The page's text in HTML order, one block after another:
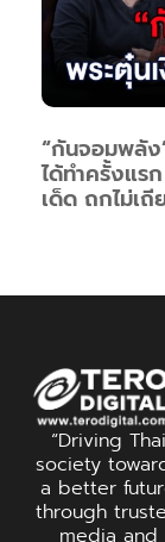
“กันจอมพลัง
ได้ทำครั้งแร
เด็ด ถกไม่เถี
“Driving Thai
society
a better
through
media and